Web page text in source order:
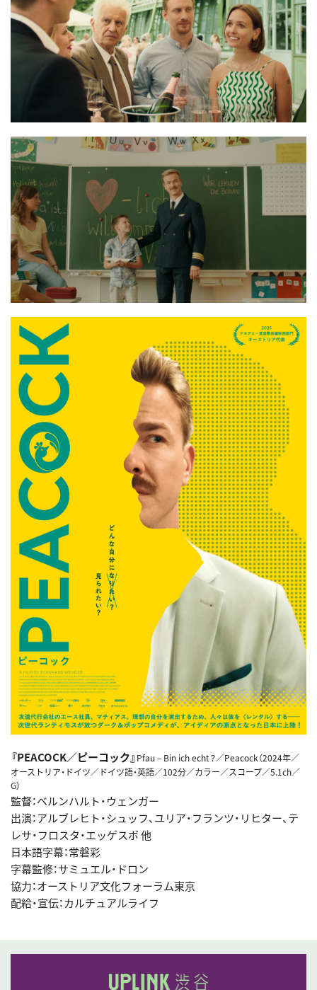
『PEACOCK／ピーコック』 Pfau – Bin ich echt？／Peacock（2024年／
オーストリア・ドイツ／ドイツ語・英語／102分／カラー／スコープ／5.1ch／
G）
監督：ベルンハルト・ウェンガー
出演：アルブレヒト・シュッフ、ユリア・フランツ・リヒター、テ
レサ・フロスタ・エッゲスボ 他
日本語字幕：常磐彩
字幕監修：サミュエル・ドロン
協力：オーストリア文化フォーラム東京
配給・宣伝：カルチュアルライフ